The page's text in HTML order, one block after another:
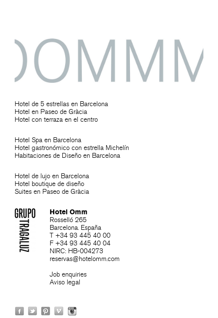
Hotel de 5 estrellas en Barcelona
Hotel en Paseo de Gràcia
Hotel con terraza en el centro
Hotel Spa en Barcelona
Hotel gastronómico con estrella Michelín
Habitaciones de Diseño en Barcelona
Hotel de lujo en Barcelona
Hotel boutique de diseño
Suites en Paseo de Gràcia
Hotel Omm
Rosselló 265
Barcelona. España
T +34 93 445 40 00
F +34 93 445 40 04
NIRC: HB-004273
reservas@hotelomm.com
Job enquiries
Aviso legal